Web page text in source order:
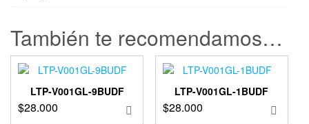
También te recomendamos…
LTP-V001GL-9BUDF
$28.000
LTP-V001GL-1BUDF
$28.000